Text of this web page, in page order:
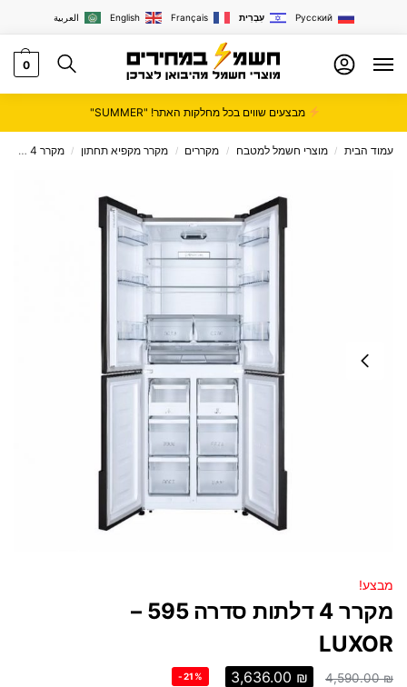
العربية English Français עִבְרִית Русский
0
מבצעים שווים בכל מחלקות האתר! "SUMMER"
עמוד הבית / מוצרי חשמל למטבח / מקררים / מקרר מקפיא תחתון / מקרר 4 דלתות
מבצע!
מקרר 4 דלתות סדרה 595 –
LUXOR
4,590.00₪
3,636.00 ₪
-21%